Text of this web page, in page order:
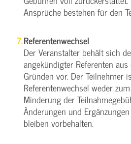
Ansprüche bestehen für den
Referentenwechsel
Der Veranstalter behält sich
angekündigter Referenten
Gründen vor. Der Teilnehmer
Referentenwechsel weder
Minderung der
Änderungen und
bleiben vorbehalten.